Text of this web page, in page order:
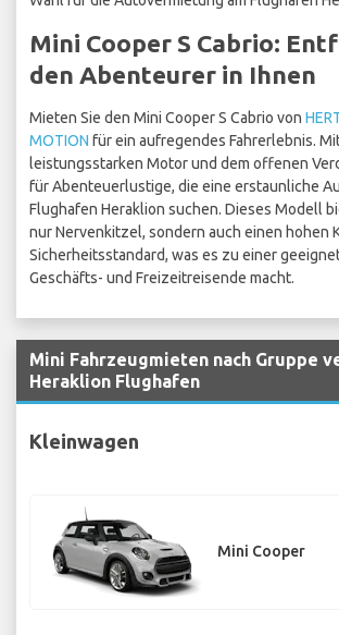
Mini Cooper S Cabrio:
den Abenteurer in Ihnen
Mieten Sie den Mini Cooper S Cabrio von
MOTION für ein aufregendes Fahrerlebnis.
leistungsstarken Motor und dem offenen
für Abenteuerlustige, die eine erstaunliche
Flughafen Heraklion suchen. Dieses Modell
nur Nervenkitzel, sondern auch einen hohen
Sicherheitsstandard, was es zu einer
Geschäfts- und Freizeitreisende macht.
Mini Fahrzeugmieten nach Gruppe
Heraklion Flughafen
Kleinwagen
Mini Cooper